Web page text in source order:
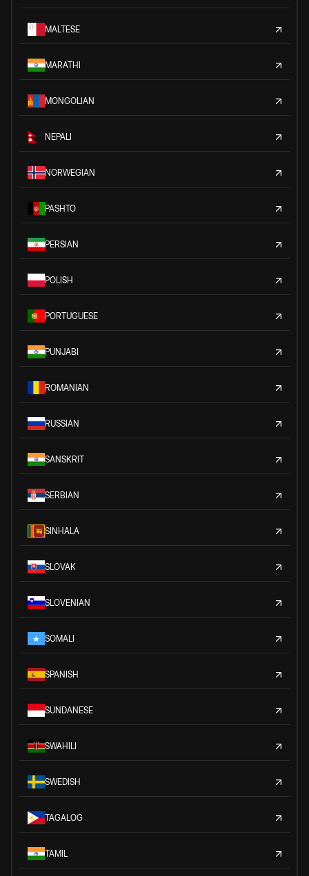
MALTESE
MARATHI
MONGOLIAN
NEPALI
NORWEGIAN
PASHTO
PERSIAN
POLISH
PORTUGUESE
PUNJABI
ROMANIAN
RUSSIAN
SANSKRIT
SERBIAN
SINHALA
SLOVAK
SLOVENIAN
SOMALI
SPANISH
SUNDANESE
SWAHILI
SWEDISH
TAGALOG
TAMIL